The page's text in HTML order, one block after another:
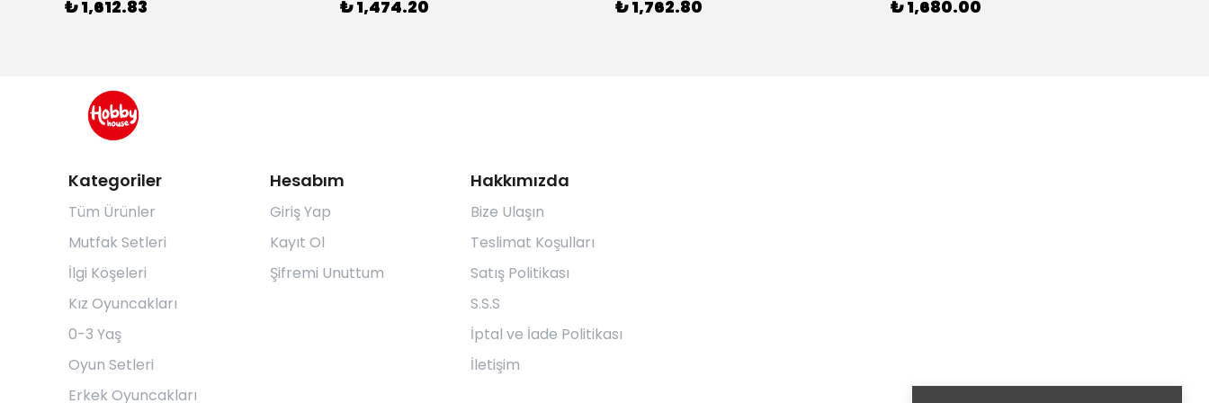
₺ 1,612.83 ₺ 1,474.20 ₺ 1,762.80 ₺ 1,680.00
Kategoriler
Tüm Ürünler
Mutfak Setleri
İlgi Köşeleri
Kız Oyuncakları
0-3 Yaş
Oyun Setleri
Erkek Oyuncakları
Hesabım
Giriş Yap
Kayıt Ol
Şifremi Unuttum
Hakkımızda
Bize Ulaşın
Teslimat Koşulları
Satış Politikası
S.S.S
İptal ve İade Politikası
İletişim